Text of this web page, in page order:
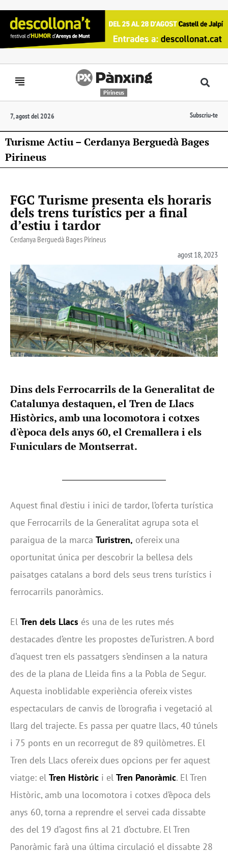
Pirineus
7, agost del 2026 Subscriu-te
Turisme Actiu – Cerdanya Berguedà Bages
Pirineus
FGC Turisme presenta els horaris
dels trens turístics per a final
d’estiu i tardor
Cerdanya Berguedà Bages Pirineus
agost 18, 2023
Dins dels Ferrocarrils de la Generalitat de
Catalunya destaquen, el Tren de Llacs
Històrics, amb una locomotora i cotxes
d'època dels anys 60, el Cremallera i els
Funiculars de Montserrat.
Aquest final d’estiu i inici de tardor, l’oferta turística
que Ferrocarrils de la Generalitat agrupa sota el
paraigua de la marca Turistren, ofereix una
oportunitat única per descobrir la bellesa dels
paisatges catalans a bord dels seus trens turístics i
ferrocarrils panoràmics.
El Tren dels Llacs és una de les rutes més
destacades d’entre les propostes deTuristren. A bord
d’aquest tren els passatgers s’endinsen a la natura
des de la plana de Lleida fins a la Pobla de Segur.
Aquesta inoblidable experiència ofereix vistes
espectaculars de canvis de l’orografia i vegetació al
llarg del trajecte. Es passa per quatre llacs, 40 túnels
i 75 ponts en un recorregut de 89 quilòmetres. El
Tren dels Llacs ofereix dues opcions per fer aquest
viatge: el Tren Històric i el Tren Panoràmic. El Tren
Històric, amb una locomotora i cotxes d’època dels
anys 60, torna a reprendre el servei cada dissabte
des del 19 d’agost fins al 21 d’octubre. El Tren
Panoràmic farà una última circulació el dissabte 28